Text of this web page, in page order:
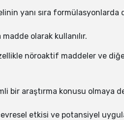
yanı sıra formülasyonlarda
olarak kullanılır.
nöroaktif maddeler ve
bir araştırma konusu olmaya
etkisi ve potansiyel